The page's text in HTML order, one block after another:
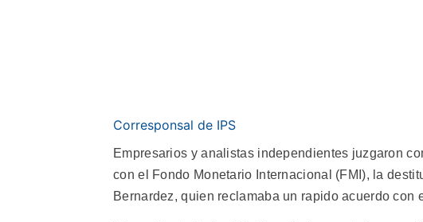
Corresponsal de IPS
Empresarios y analistas independientes juzgaron
con el Fondo Monetario Internacional (FMI), la
Bernardez, quien reclamaba un rapido acuerdo con